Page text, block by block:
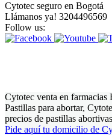
Cytotec seguro en Bogotá
Llámanos ya! 3204496569
Follow us:
Cytotec venta en farmacias
Pastillas para abortar,
precios de pastillas
Pide aquí tu domicilio de